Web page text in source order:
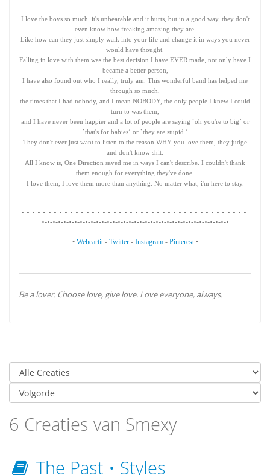
I love the boys so much, it's unbearable and it hurts, but in a good way, they don't
even know how freaking amazing they are.
Like how can they just simply walk into your life and change it in ways you never
would have thought.
Falling in love with them was the best decision I have EVER made, not only have I
became a better person,
I have also found out who I really, truly am. This wonderful band has helped me
through so much,
the times that I had nobody, and I mean NOBODY, the only people I knew I could
turn to was them,
and I have never been happier and a lot of people are saying `oh you're to big´ or
`that's for babies´ or `they are stupid.´
They don't ever just want to listen to the reason WHY you love them, they judge
and don't know shit.
All I know is, One Direction saved me in ways I can't describe. I couldn't thank
them enough for everything they've done.
I love them, I love them more than anything. No matter what, i'm here to stay.
•-•-•-•-•-•-•-•-•-•-•-•-•-•-•-•-•-•-•-•-•-•-•-•-•-•-•-•-•-•-•-•-•-•-•-•-•-•-•-•-•-•-
•-•-•-•-•-•-•-•-•-•-•-•-•-•-•-•-•-•-•-•-•-•-•-•-•-•-•-•-•-•-•-•-•-•-•
• Weheartit- Twitter- Instagram- Pinterest•
Be a lover. Choose love, give love. Love everyone, always.
6 Creaties van Smexy
The Past • Styles